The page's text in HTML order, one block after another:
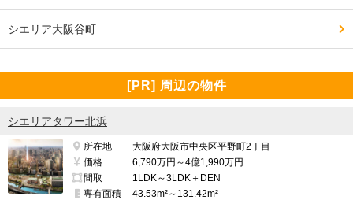
シエリア大阪谷町
[PR] 周辺の物件
シエリアタワー北浜
所在地
大阪府大阪市中央区平野町2丁目
価格
6,790万円～4億1,990万円
間取
1LDK～3LDK＋DEN
専有面積
43.53m²～131.42m²